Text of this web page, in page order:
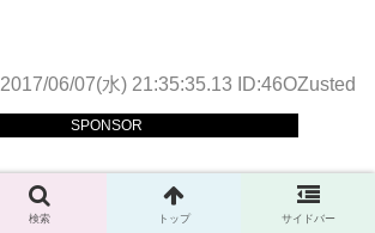
SPONSOR
2017/06/07(水) 21:35:35.13 ID:46OZusted
検索 トップ サイドバー